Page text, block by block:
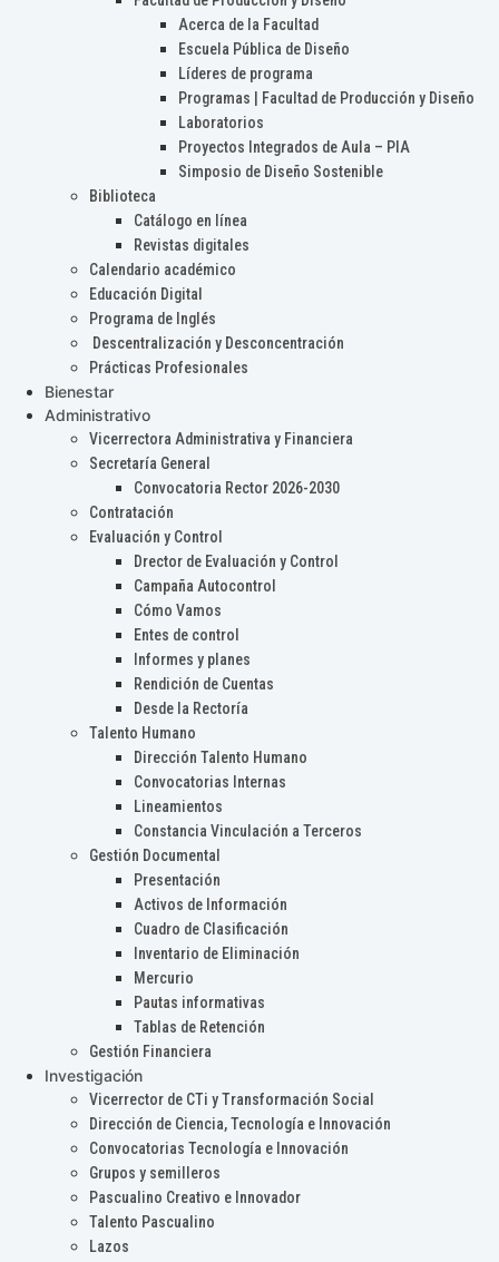
Acerca de la Facultad
Escuela Pública de Diseño
Líderes de programa
Programas | Facultad de Producción y Diseño
Laboratorios
Proyectos Integrados de Aula – PIA
Simposio de Diseño Sostenible
Biblioteca
Catálogo en línea
Revistas digitales
Calendario académico
Educación Digital
Programa de Inglés
Descentralización y Desconcentración
Prácticas Profesionales
Bienestar
Administrativo
Vicerrectora Administrativa y Financiera
Secretaría General
Convocatoria Rector 2026-2030
Contratación
Evaluación y Control
Drector de Evaluación y Control
Campaña Autocontrol
Cómo Vamos
Entes de control
Informes y planes
Rendición de Cuentas
Desde la Rectoría
Talento Humano
Dirección Talento Humano
Convocatorias Internas
Lineamientos
Constancia Vinculación a Terceros
Gestión Documental
Presentación
Activos de Información
Cuadro de Clasificación
Inventario de Eliminación
Mercurio
Pautas informativas
Tablas de Retención
Gestión Financiera
Investigación
Vicerrector de CTi y Transformación Social
Dirección de Ciencia, Tecnología e Innovación
Convocatorias Tecnología e Innovación
Grupos y semilleros
Pascualino Creativo e Innovador
Talento Pascualino
Lazos